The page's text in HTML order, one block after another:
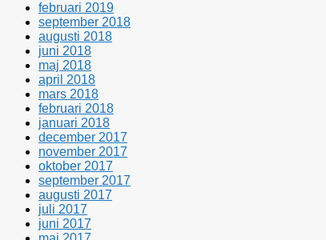
februari 2019
september 2018
augusti 2018
juni 2018
maj 2018
april 2018
mars 2018
februari 2018
januari 2018
december 2017
november 2017
oktober 2017
september 2017
augusti 2017
juli 2017
juni 2017